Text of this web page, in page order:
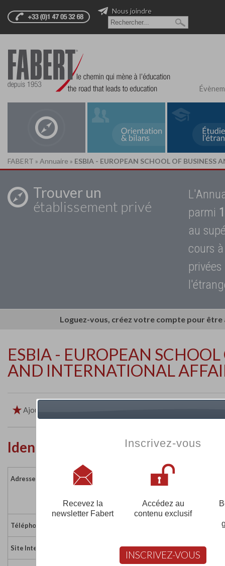
Nous joindre
FABERT » Annuaire » ESBIA - EUROPEAN SCHOOL OF BUSINESS
Trouver un
établissement privé
parmi
au
cours
Loguez-vous, créez votre compte pour
ESBIA - EUROPEAN SCHOOL
AND INTERNATIONAL
Ajouter aux favoris
Identité de l'établissement
Adresse :
32 rue des Grandes Courbes
France
Téléphone :
Site Internet : https://esbia.fr/
Inscrivez-vous
Recevez la
newsletter Fabert
Accédez au
contenu exclusif
INSCRIVEZ-VOUS